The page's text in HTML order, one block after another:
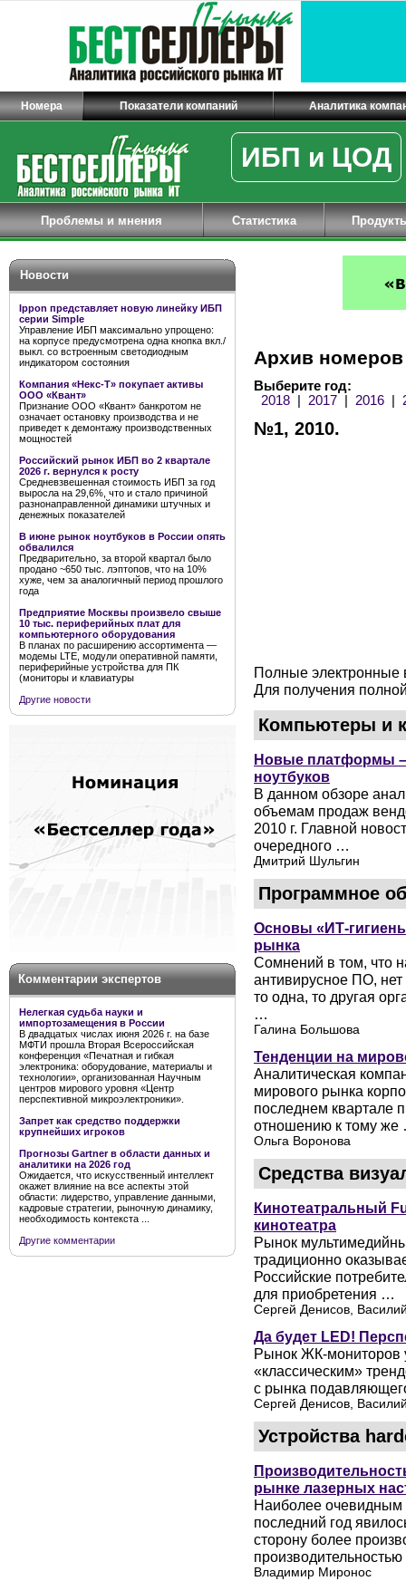
Номера Показатели компаний Аналитика
ИБП и ЦОД
Проблемы и мнения Статистика
Новости
Ippon представляет новую линейку ИБП
серии Simple
Управление ИБП максимально упрощено:
на корпусе предусмотрена одна кнопка вкл./
выкл. со встроенным светодиодным
индикатором состояния
Компания «Некс-Т» покупает активы
ООО «Квант»
Признание ООО «Квант» банкротом не
означает остановку производства и не
приведет к демонтажу производственных
мощностей
Российский рынок ИБП во 2 квартале
2026 г. вернулся к росту
Средневзвешенная стоимость ИБП за год
выросла на 29,6%, что и стало причиной
разнонаправленной динамики штучных и
денежных показателей
В июне рынок ноутбуков в России опять
обвалился
Предварительно, за второй квартал было
продано ~650 тыс. лэптопов, что на 10%
хуже, чем за аналогичный период прошлого
года
Предприятие Москвы произвело свыше
10 тыс. периферийных плат для
компьютерного оборудования
В планах по расширению ассортимента —
модемы LTE, модули оперативной памяти,
периферийные устройства для ПК
(мониторы и клавиатуры
Другие новости
Комментарии экспертов
Нелегкая судьба науки и
импортозамещения в России
В двадцатых числах июня 2026 г. на базе
МФТИ прошла Вторая Всероссийская
конференция «Печатная и гибкая
электроника: оборудование, материалы и
технологии», организованная Научным
центров мирового уровня «Центр
перспективной микроэлектроники».
Запрет как средство поддержки
крупнейших игроков
Прогнозы Gartner в области данных и
аналитики на 2026 год
Ожидается, что искусственный интеллект
окажет влияние на все аспекты этой
области: лидерство, управление данными,
кадровые стратегии, рыночную динамику,
необходимость контекста ...
Другие комментарии
Архив
Выберите год:
2018
2017 2016
№1, 2010.
Полные электронные
Для получения
Компьютеры и
Новые платформы –
ноутбуков
В данном обзоре
объемам продаж
2010 г. Главной
очередного …
Дмитрий Шульгин
Программное
Основы «ИТ-
рынка
Сомнений в том, что
антивирусное ПО,
то одна, то другая
…
Галина Большова
Тенденции на
Аналитическая
мирового рынка
последнем квартале
отношению к тому
Ольга Воронова
Средства
Кинотеатральный
кинотеатра
Рынок
традиционно
Российские
для приобретения …
Сергей Денисов,
Да будет LED!
Рынок ЖК-мониторов
«классическим»
с рынка
Сергей Денисов,
Устройства
рынке лазерных
Наиболее очевидным
последний год
сторону более
Владимир Миронос